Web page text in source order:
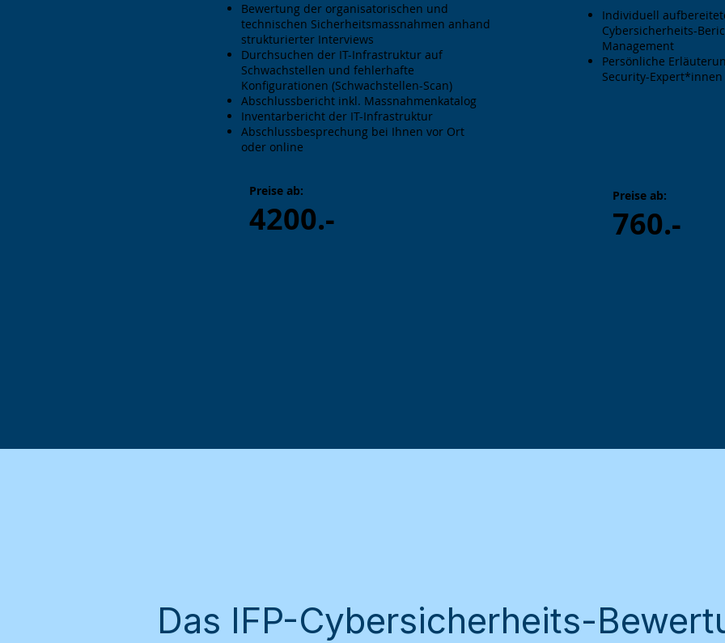
Bewertung der organisatorischen und
technischen Sicherheitsmassnahmen anhand
strukturierter Interviews​
Durchsuchen der IT-Infrastruktur auf
Schwachstellen und fehlerhafte
Konfigurationen (Schwachstellen-Scan)​
Abschlussbericht inkl. Massnahmenkatalog​
Inventarbericht der IT-Infrastruktur
​Abschlussbesprechung bei Ihnen vor Ort
oder online
Preise ab:
4200.-
Individuell
Cybersicherheits-
Management
Persönliche
Security-Expert*innen
Preise ab:
760.-
Das IFP-Cybersicherheits-